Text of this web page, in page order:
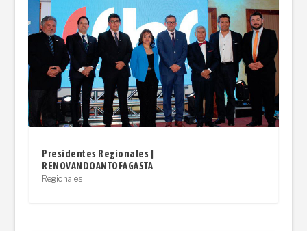
Presidentes Regionales |
RENOVANDOANTOFAGASTA
Regionales